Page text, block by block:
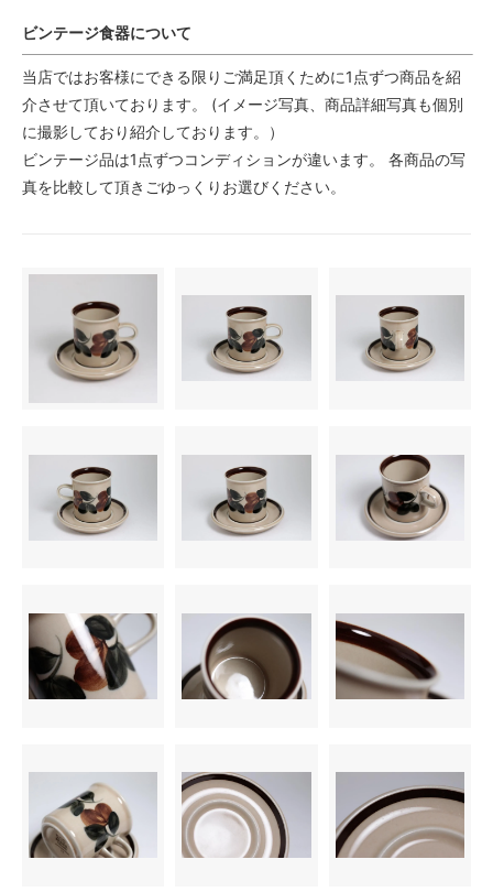
ビンテージ食器について
当店ではお客様にできる限りご満足頂くために1点ずつ商品を紹
介させて頂いております。 (イメージ写真、商品詳細写真も個別
に撮影しており紹介しております。）
ビンテージ品は1点ずつコンディションが違います。 各商品の写
真を比較して頂きごゆっくりお選びください。